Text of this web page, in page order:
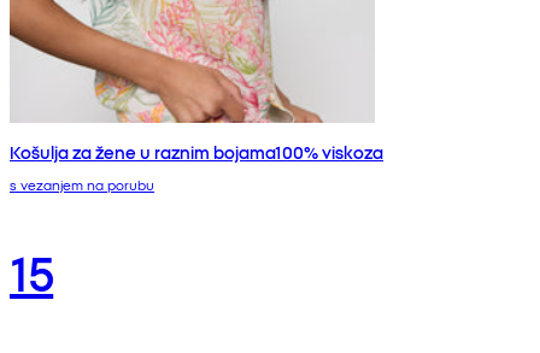
Košulja za žene u raznim bojama100% viskoza
s vezanjem na porubu
15